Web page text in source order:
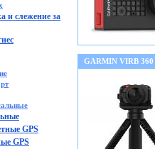
и слежение за
GPS
GPS
GARMIN VIRB 360